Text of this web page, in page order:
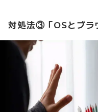
対処法③「OSとブラ